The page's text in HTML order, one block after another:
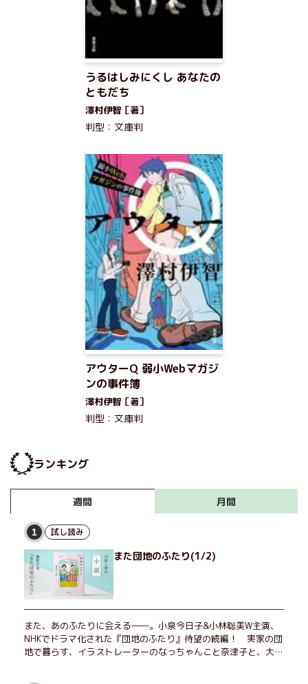
うるはしみにくし あなたの
ともだち
澤村伊智［著］
判型：文庫判
アウターQ 弱小Webマガジ
ンの事件簿
澤村伊智［著］
判型：文庫判
ランキング
週間 月間
1 試し読み
また団地のふたり(1/2)
また、あのふたりに会える――。小泉今日子&小林聡美W主演、
NHKでドラマ化された『団地のふたり』待望の続編！ 実家の団
地で暮らす、イラストレーターのなっちゃんこと奈津子と、大学